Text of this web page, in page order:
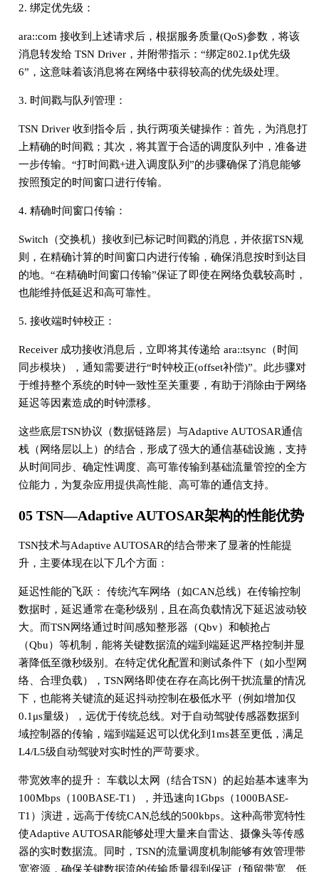
2. 绑定优先级：
ara::com 接收到上述请求后，根据服务质量(QoS)参数，将该
消息转发给 TSN Driver，并附带指示：“绑定802.1p优先级
6”，这意味着该消息将在网络中获得较高的优先级处理。
3. 时间戳与队列管理：
TSN Driver 收到指令后，执行两项关键操作：首先，为消息打
上精确的时间戳；其次，将其置于合适的调度队列中，准备进
一步传输。“打时间戳+进入调度队列”的步骤确保了消息能够
按照预定的时间窗口进行传输。
4. 精确时间窗口传输：
Switch（交换机）接收到已标记时间戳的消息，并依据TSN规
则，在精确计算的时间窗口内进行传输，确保消息按时到达目
的地。“在精确时间窗口传输”保证了即使在网络负载较高时，
也能维持低延迟和高可靠性。
5. 接收端时钟校正：
Receiver 成功接收消息后，立即将其传递给 ara::tsync（时间
同步模块），通知需要进行“时钟校正(offset补偿)”。此步骤对
于维持整个系统的时钟一致性至关重要，有助于消除由于网络
延迟等因素造成的时钟漂移。
这些底层TSN协议（数据链路层）与Adaptive AUTOSAR通信
栈（网络层以上）的结合，形成了强大的通信基础设施，支持
从时间同步、确定性调度、高可靠传输到基础流量管控的全方
位能力，为复杂应用提供高性能、高可靠的通信支持。
05 TSN—Adaptive AUTOSAR架构的性能优势
TSN技术与Adaptive AUTOSAR的结合带来了显著的性能提
升，主要体现在以下几个方面：
延迟性能的飞跃： 传统汽车网络（如CAN总线）在传输控制
数据时，延迟通常在毫秒级别，且在高负载情况下延迟波动较
大。而TSN网络通过时间感知整形器（Qbv）和帧抢占
（Qbu）等机制，能将关键数据流的端到端延迟严格控制并显
著降低至微秒级别。在特定优化配置和测试条件下（如小型网
络、合理负载），TSN网络即使在存在高比例干扰流量的情况
下，也能将关键流的延迟抖动控制在极低水平（例如增加仅
0.1μs量级），远优于传统总线。对于自动驾驶传感器数据到
域控制器的传输，端到端延迟可以优化到1ms甚至更低，满足
L4/L5级自动驾驶对实时性的严苛要求。
带宽效率的提升： 车载以太网（结合TSN）的起始基本速率为
100Mbps（100BASE-T1），并迅速向1Gbps（1000BASE-
T1）演进，远高于传统CAN总线的500kbps。这种高带宽特性
使Adaptive AUTOSAR能够处理大量来自雷达、摄像头等传感
器的实时数据流。同时，TSN的流量调度机制能够有效管理带
宽资源，确保关键数据流的传输质量得到保证（预留带宽、低